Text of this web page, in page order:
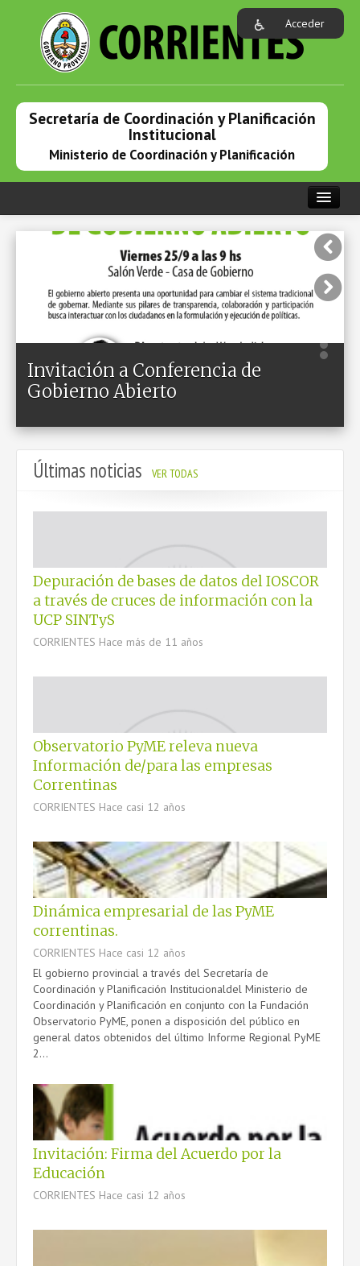
Acceder
Secretaría de Coordinación y Planificación
Institucional
Ministerio de Coordinación y Planificación
PROGRAMAS EN ACCIÓN
NOTICIAS
MCYP
CONTACTO
Invitación a Conferencia de
Gobierno Abierto
Últimas noticias VER TODAS
Depuración de bases de datos del IOSCOR
a través de cruces de información con la
UCP SINTyS
CORRIENTES Hace más de 11 años
Observatorio PyME releva nueva
Información de/para las empresas
Correntinas
CORRIENTES Hace casi 12 años
Dinámica empresarial de las PyME
correntinas.
CORRIENTES Hace casi 12 años
El gobierno provincial a través del Secretaría de
Coordinación y Planificación Institucionaldel Ministerio de
Coordinación y Planificación en conjunto con la Fundación
Observatorio PyME, ponen a disposición del público en
general datos obtenidos del último Informe Regional PyME
2...
Invitación: Firma del Acuerdo por la
Educación
CORRIENTES Hace casi 12 años